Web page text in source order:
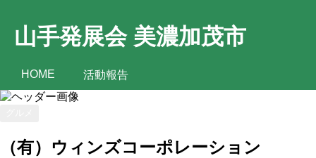
山手発展会 美濃加茂市
HOME 活動報告
（有）ウィンズコーポレーション